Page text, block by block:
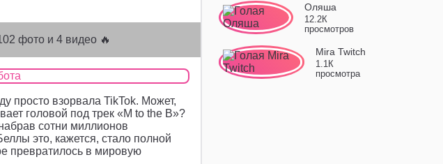
фото и 4 видео 🔥
просто взорвала TikTok. Может,
головой под трек «M to the B»?
сотни миллионов
это, кажется, стало полной
превратилось в мировую
Оляша
12.2К
просмотров
Mira Twitch
1.1К
просмотра